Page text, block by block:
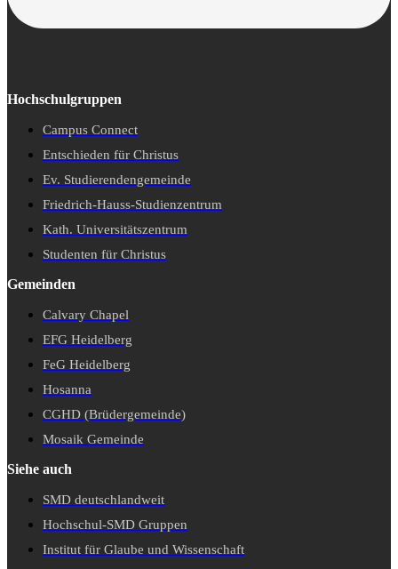
Hochschulgruppen
Campus Connect
Entschieden für Christus
Ev. Studierendengemeinde
Friedrich-Hauss-Studienzentrum
Kath. Universitätszentrum
Studenten für Christus
Gemeinden
Calvary Chapel
EFG Heidelberg
FeG Heidelberg
Hosanna
CGHD (Brüdergemeinde)
Mosaik Gemeinde
Siehe auch
SMD deutschlandweit
Hochschul-SMD Gruppen
Institut für Glaube und Wissenschaft